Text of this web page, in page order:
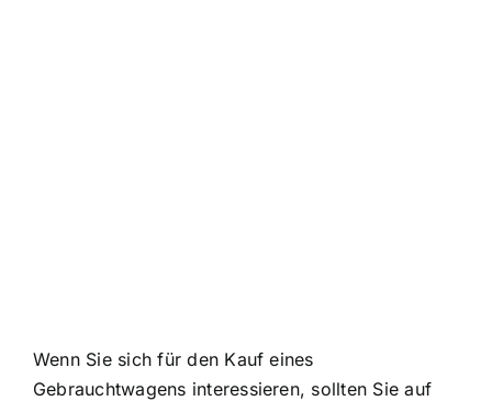
Wenn Sie sich für den Kauf eines
Gebrauchtwagens interessieren, sollten Sie auf